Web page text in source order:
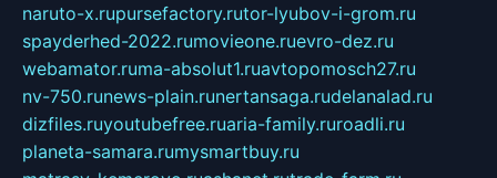
naruto-x.rupursefactory.rutor-lyubov-i-grom.ru
spayderhed-2022.rumovieone.ruevro-dez.ru
webamator.ruma-absolut1.ruavtopomosch27.ru
nv-750.runews-plain.runertansaga.rudelanalad.ru
dizfiles.ruyoutubefree.ruaria-family.ruroadli.ru
planeta-samara.rumysmartbuy.ru